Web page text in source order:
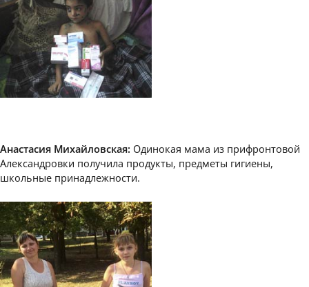
Анастасия Михайловская: Одинокая мама из прифронтовой
Александровки получила продукты, предметы гигиены,
школьные принадлежности.